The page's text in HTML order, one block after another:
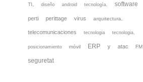
TI, diseño android tecnología, software
perti perittage virus arquitectura,
telecomunicaciones tecnologia tecnologia,
posicionamiento móvil ERP y atac FM
seguretat